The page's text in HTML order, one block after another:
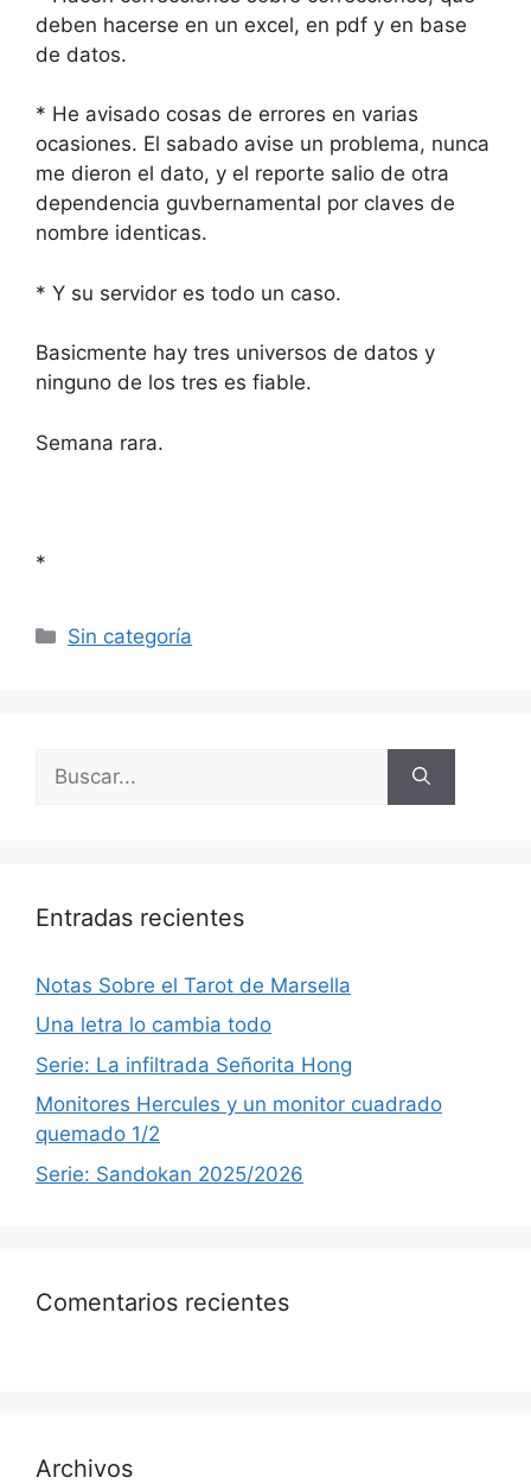
deben hacerse en un excel, en pdf y en base
de datos.
* He avisado cosas de errores en varias
ocasiones. El sabado avise un problema, nunca
me dieron el dato, y el reporte salio de otra
dependencia guvbernamental por claves de
nombre identicas.
* Y su servidor es todo un caso.
Basicmente hay tres universos de datos y
ninguno de los tres es fiable.
Semana rara.
*
Categorías
Sin categoría
Entradas recientes
Notas Sobre el Tarot de Marsella
Una letra lo cambia todo
Serie: La infiltrada Señorita Hong
Monitores Hercules y un monitor cuadrado
quemado 1/2
Serie: Sandokan 2025/2026
Comentarios recientes
Archivos